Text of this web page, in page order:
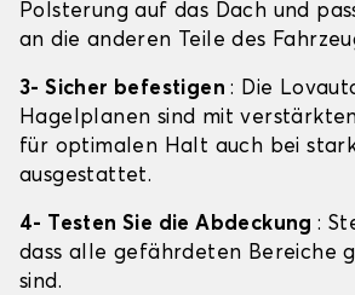
Polsterung auf das Dach und
an die anderen Teile des
3- Sicher befestigen: Die
Hagelplanen sind mit
für optimalen Halt auch bei
ausgestattet.
4- Testen Sie die Abdeckung:
dass alle gefährdeten Bereiche
sind.